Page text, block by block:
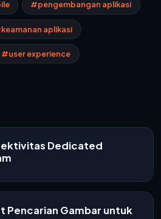
#pengembangan aplikasi
aplikasi
#user experience
Dedicated
Pencarian Gambar untuk